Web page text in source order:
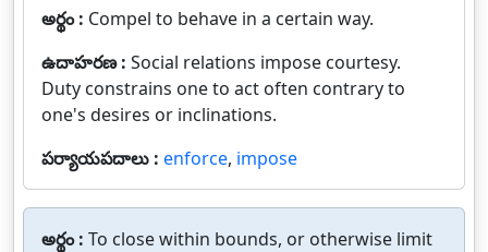
అర్థం : Compel to behave in a certain way.
ఉదాహరణ : Social relations impose courtesy.
Duty constrains one to act often contrary to
one's desires or inclinations.
పర్యాయపదాలు : enforce, impose
అర్థం : To close within bounds, or otherwise limit